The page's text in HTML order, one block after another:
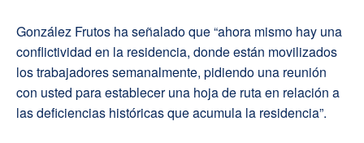
González Frutos ha señalado que “ahora mismo hay una
conflictividad en la residencia, donde están movilizados
los trabajadores semanalmente, pidiendo una reunión
con usted para establecer una hoja de ruta en relación a
las deficiencias históricas que acumula la residencia”.